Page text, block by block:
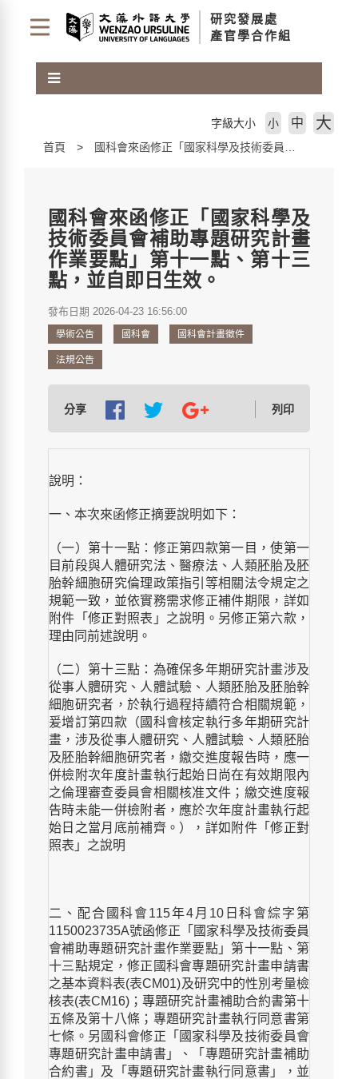
首頁
字級大小 小 中 大
國科會來函修正「國家科學及
技術委員會補助專題研究計畫
作業要點」第十一點、第十三
點，並自即日生效。
發布日期 2026-04-23 16:56:00
學術公告 國科會 國科會計畫徵件
法規公告
分享 列印
說明：
一、本次來函修正摘要說明如下：
（一）第十一點：修正第四款第一目，使第一
目前段與人體研究法、醫療法、人類胚胎及胚
胎幹細胞研究倫理政策指引等相關法令規定之
規範一致，並依實務需求修正補件期限，詳如
附件「修正對照表」之說明。另修正第六款，
理由同前述說明。
（二）第十三點：為確保多年期研究計畫涉及
從事人體研究、人體試驗、人類胚胎及胚胎幹
細胞研究者，於執行過程持續符合相關規範，
爰增訂第四款（國科會核定執行多年期研究計
畫，涉及從事人體研究、人體試驗、人類胚胎
及胚胎幹細胞研究者，繳交進度報告時，應一
併檢附次年度計畫執行起始日尚在有效期限內
之倫理審查委員會相關核准文件；繳交進度報
告時未能一併檢附者，應於次年度計畫執行起
始日之當月底前補齊。），詳如附件「修正對
照表」之說明
二、配合國科會115年4月 10日科會綜字第
1150023735A號函修正「國家科學及技術委員
會補助專題研究計畫作業要點」第十一點、第
十三點規定，修正國科會專題研究計畫申請書
之基本資料表(表CM01)及研究中的性別考量檢
核表(表CM16) ；專題研究計畫補助合約書第十
五條及第十八條；專題研究計畫執行同意書第
七條。另國科會修正「國家科學及技術委員會
專題研究計畫申請書」、「專題研究計畫補助
合約書」及「專題研究計畫執行同意書」，並
研究發展處
產官學合作組